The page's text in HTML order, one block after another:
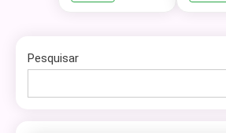
Pesquisar